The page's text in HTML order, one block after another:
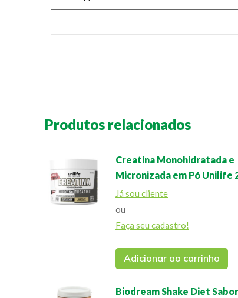
Produtos relacionados
Creatina Monohidratada e
Micronizada em Pó Unilife
Já sou cliente
ou
Faça seu cadastro!
Adicionar ao carrinho
Biodream Shake Diet Sabor